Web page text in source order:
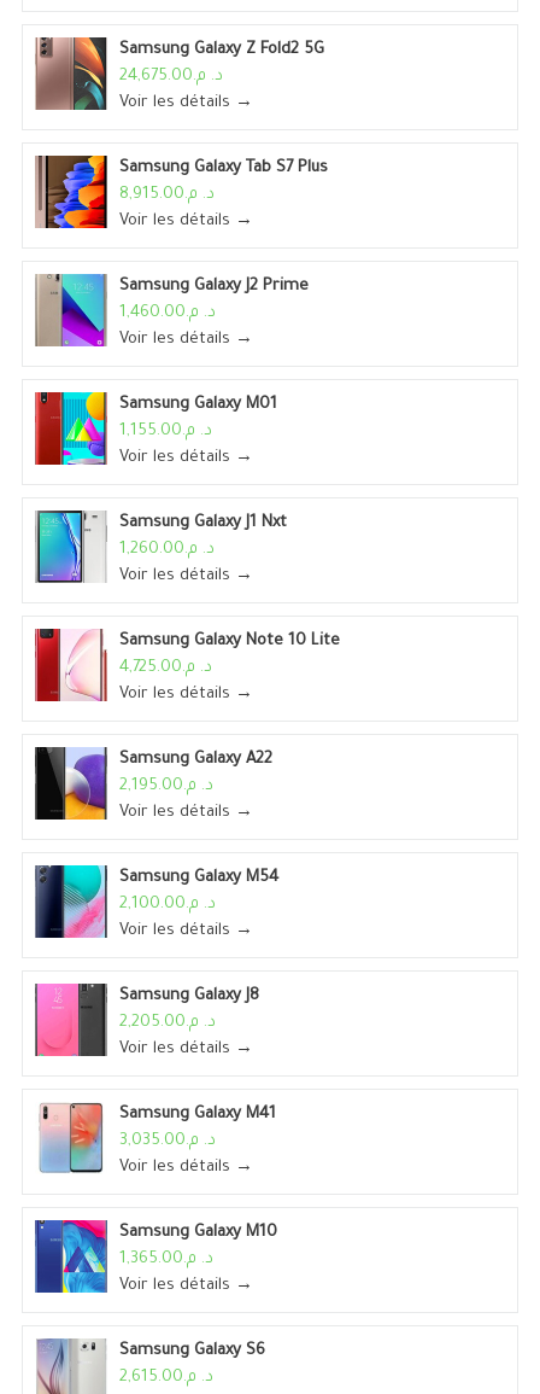
Samsung Galaxy Z Fold2 5G
د. م.24,675.00
Voir les détails →
Samsung Galaxy Tab S7 Plus
د. م.8,915.00
Voir les détails →
Samsung Galaxy J2 Prime
د. م.1,460.00
Voir les détails →
Samsung Galaxy M01
د. م.1,155.00
Voir les détails →
Samsung Galaxy J1 Nxt
د. م.1,260.00
Voir les détails →
Samsung Galaxy Note 10 Lite
د. م.4,725.00
Voir les détails →
Samsung Galaxy A22
د. م.2,195.00
Voir les détails →
Samsung Galaxy M54
د. م.2,100.00
Voir les détails →
Samsung Galaxy J8
د. م.2,205.00
Voir les détails →
Samsung Galaxy M41
د. م.3,035.00
Voir les détails →
Samsung Galaxy M10
د. م.1,365.00
Voir les détails →
Samsung Galaxy S6
د. م.2,615.00